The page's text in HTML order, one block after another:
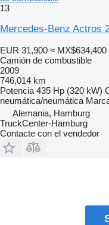
13
Mercedes-Benz Actros
EUR 31,900 ≈ MX$634,400
Camión de combustible
2009
746,014 km
Potencia 435 Hp (320 kW)
neumática/neumática
Alemania, Hamburg
TruckCenter-Hamburg
Contacte con el vendedor